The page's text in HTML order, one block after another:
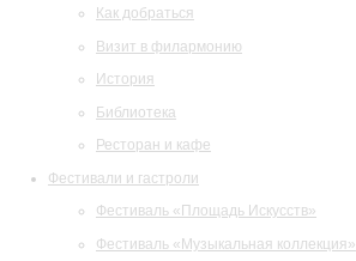
Как добраться
Визит в филармонию
История
Библиотека
Ресторан и кафе
Фестивали и гастроли
Фестиваль «Площадь Искусств»
Фестиваль «Музыкальная коллекция»